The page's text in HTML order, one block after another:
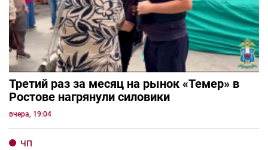
Третий раз за месяц на рынок «Темер» в
Ростове нагрянули силовики
вчера, 19:04
ЧП